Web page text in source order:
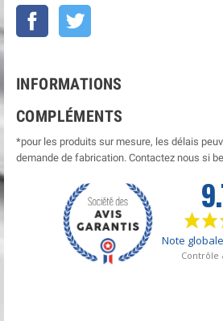
Facebook
INFORMATIONS
COMPLÉMENTS
*pour les produits sur mesure, les délais
demande de fabrication. Contactez nous si